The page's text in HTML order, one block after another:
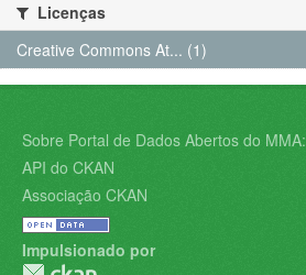
Licenças
Creative Commons At... (1)
Sobre Portal de Dados Abertos do MMA:
API do CKAN
Associação CKAN
Impulsionado por